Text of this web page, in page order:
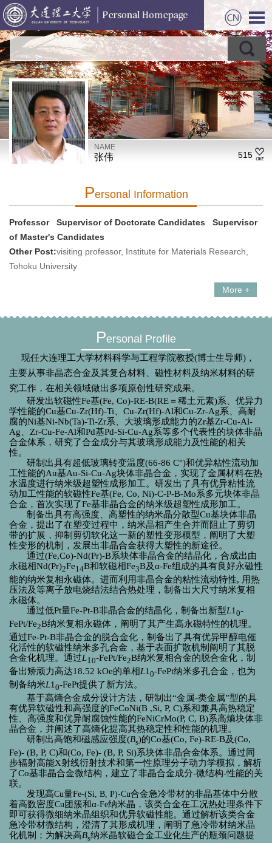
NAME
张伟 515
PErsonal Information
Professor Supervisor of Doctorate Candidates Supervisor
of Master's Candidates
Other Post:visiting professor, Institute for Materials Research,
Tohoku University
More +
Personal Profile
现任大连理工大学材料科学与工程学院教授(博士生导师)，
主要从事非晶态合金及其复合材料、磁性材料及纳米材料的研
究工作，在相关领域做出多项原创性研究成果。
研发出软磁性Fe基(Fe, Co)-RE-B(RE＝稀土元素)系、优异力
学性能的Cu基Cu-Zr(Hf)-Ti Cu-Zr(Hf)-Al和Cu-Zr-Ag系、高耐
腐的Ni基Ni-Nb(Ta)-Ti-Zr系、大玻璃形成能力的Zr基Zr-Cu-Al-
Ag
Zr-Cu-Fe-Al和Pd基Pd-Si-Cu-Ag系等多个代表性的块体非晶
合金体系，研究了合金成分与其玻璃形成能力及性能的相关
性。
研制出具有超低玻璃转变温度(66-86 C°)和优异粘性流动加
工性能的Au基Au-Si-Cu-Ag块体非晶合金，实现了金属材料在热
水温度进行纳米级超塑性成形加工。研发出了具有优异粘性流
动加工性能的软磁性Fe基(Fe, Co, Ni)-C-P-B-Mo系多元块体非晶
合金，首次实现了Fe基非晶合金的纳米级超塑性成形加工。
制备出具有高强度、高塑性的纳米晶分散型Cu基块体非晶
合金，提出了在塑变过程中，纳米晶相产生合并而阻止了剪切
带的扩展，抑制剪切软化这一新的塑性变形模型，阐明了大塑
性变形的机制，发展出非晶合金获得大塑性的新途径。
通过(Fe,Co)-Nd(Pr)-B系块体非晶合金的结晶化，合成出由
永磁相Nd(Pr)2Fe14B和软磁相Fe3B及α-Fe组成的具有良好永磁性
能的纳米复相永磁体。进而利用非晶合金的粘性流动特性, 用热
压法及等离子放电烧结法结合热处理，制备出大尺寸纳米复相
永磁体。
通过低Pt量Fe-Pt-B非晶合金的结晶化，制备出新型L1 0-
FePt/Fe2B纳米复相永磁体，阐明了其产生高永磁特性的机理。
通过Fe-Pt-B非晶合金的脱合金化，制备出了具有优异甲醇电催
化活性的软磁性纳米多孔合金，基于表面扩散机制阐明了其脱
合金化机理。通过L1 0-FePt/Fe2B纳米复相合金的脱合金化，制
备出矫顽力高达18.52 kOe的单相L1 0-FePt纳米多孔合金，也为
制备纳米L1 0-FePt提供了新方法。
基于高熵合金成分设计方法，研制出“金属-类金属”型的具
有优异软磁性和高强度的FeCoNi(B ,Si, P, C)系和兼具高热稳定
性、高强度和优异耐腐蚀性能的FeNiCrMo(P, C, B)系高熵块体非
晶合金，并阐述了高熵化提高其热稳定性和性能的机理。
研制出高饱和磁感应强度(Bs)的Co基(Co, Fe)-RE-B及(Co,
Fe)- (B, P, C)和(Co, Fe)- (B, P, Si)系块体非晶合金体系。通过同
步辐射高能X射线衍射技术和第一性原理分子动力学模拟，解析
了Co基非晶合金微结构，建立了非晶合金成分-微结构-性能的关
联。
发现高Cu量Fe-(Si, B, P)-Cu合金急冷带材的非晶基体中分散
着高数密度Cu团簇和α-Fe纳米晶，该类合金在工况热处理条件下
即可获得微细纳米晶组织和优异软磁性能。通过解析该类合金
急冷带材微结构，澄清了其形成机理，阐明了急冷带材纳米晶
化机制；为解决高Bs纳米晶软磁合金工业化生产的瓶颈问题提